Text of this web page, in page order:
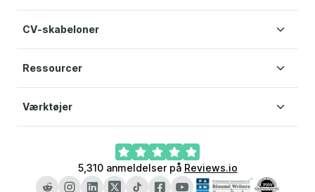
Opret CV
Priser
Hjælp
Privatlivspolitik
CV-skabeloner
CV Skabeloner
Simpelt CV-skabelon
Ressourcer
Blog
Værktøjer
Ansøgningsbrev generator
LinkedIn CV-generator
5,310 anmeldelser på Reviews.io